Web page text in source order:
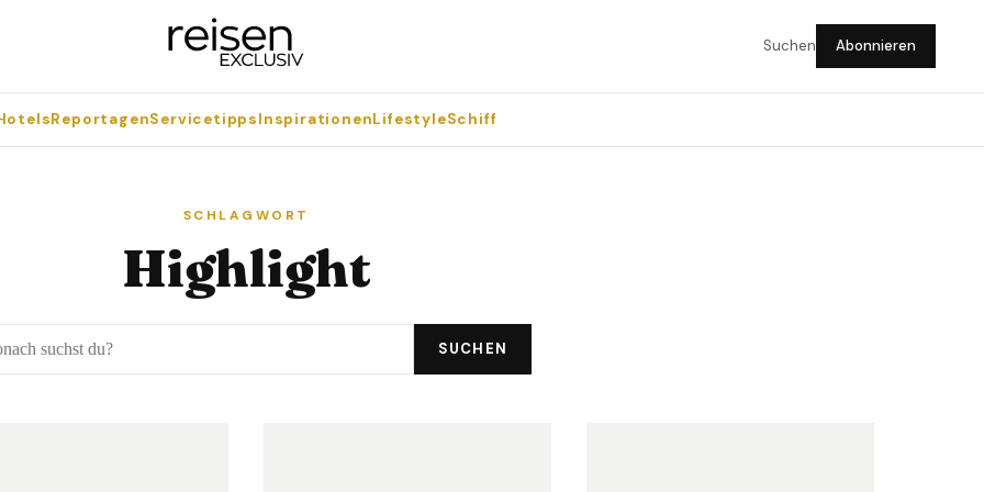
Suchen Abonnieren
ReportagenServicetippsInspirationenLifestyleSchiff
SCHLAGWORT
Highlight
SUCHEN